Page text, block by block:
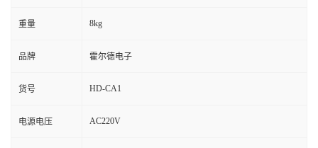
重量 8kg
品牌 霍尔德电子
货号 HD-CA1
电源电压 AC220V